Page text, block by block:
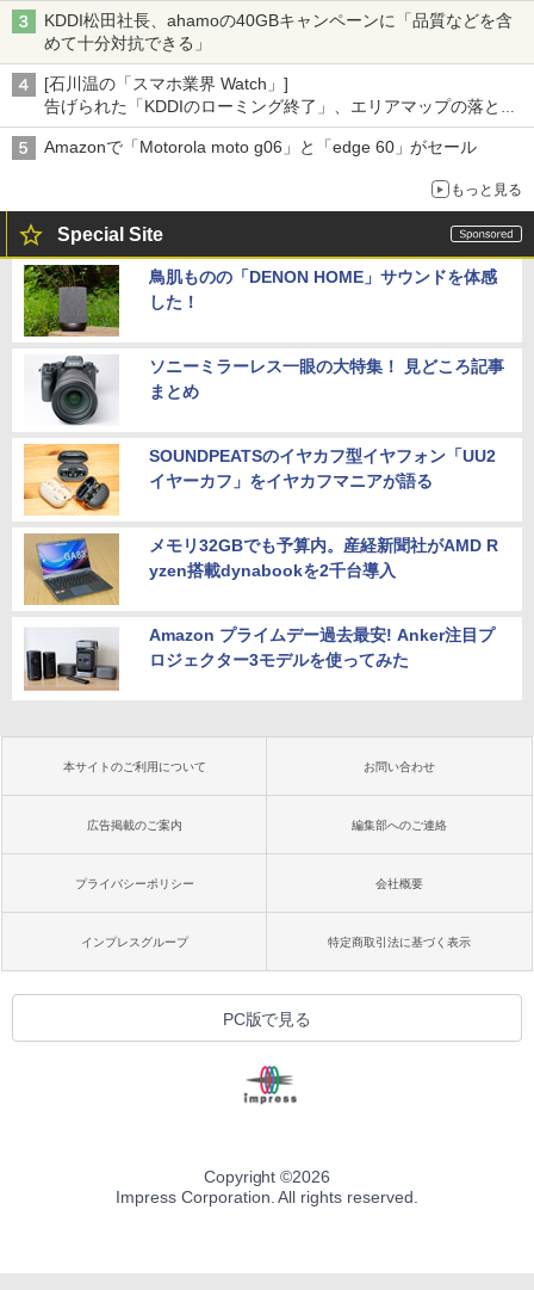
KDDI松田社長、ahamoの40GBキャンペーンに「品質などを含
めて十分対抗できる」
[石川温の「スマホ業界 Watch」]
告げられた「KDDIのローミング終了」、エリアマップの落とし
穴と楽天モバイルの課題
Amazonで「Motorola moto g06」と「edge 60」がセール
もっと見る
Special Site
鳥肌ものの「DENON HOME」サウンドを体感
した！
ソニーミラーレス一眼の大特集！ 見どころ記事
まとめ
SOUNDPEATSのイヤカフ型イヤフォン「UU2
イヤーカフ」をイヤカフマニアが語る
メモリ32GBでも予算内。産経新聞社がAMD R
yzen搭載dynabookを2千台導入
Amazon プライムデー過去最安! Anker注目プ
ロジェクター3モデルを使ってみた
本サイトのご利用について お問い合わせ
広告掲載のご案内 編集部へのご連絡
プライバシーポリシー 会社概要
インプレスグループ 特定商取引法に基づく表示
PC版で見る
Copyright ©2026
Impress Corporation. All rights reserved.